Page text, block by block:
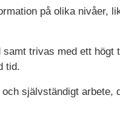
på olika nivåer,
trivas med ett
tid.
självständigt arbete,